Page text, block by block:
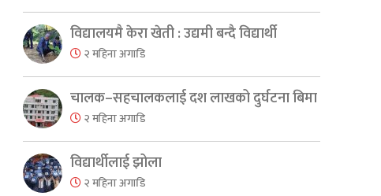
विद्यालयमै केरा खेती : उद्यमी बन्दै विद्यार्थी
२ महिना अगाडि
चालक–सहचालकलाई दश लाखको दुर्घटना बिमा
२ महिना अगाडि
विद्यार्थीलाई झोला
२ महिना अगाडि